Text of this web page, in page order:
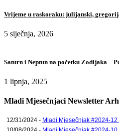
Vrijeme u raskoraku: julijanski,
5 siječnja, 2026
Saturn i Neptun na početku Zodijaka –
1 lipnja, 2025
Mladi Mjesečnjaci Newsletter
12/31/2024 - Mladi Mjesečnjak #2024-